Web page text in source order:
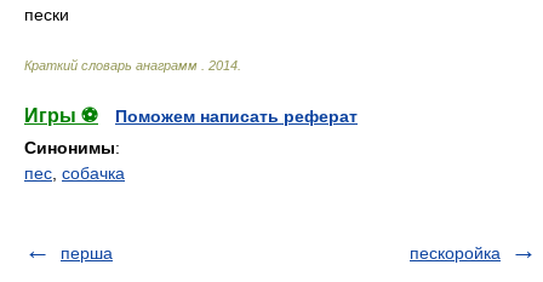
пески
Краткий словарь анаграмм 2014
Игры ⚽
Поможем написать реферат
Синонимы:
пес собачка
перша пескоройка